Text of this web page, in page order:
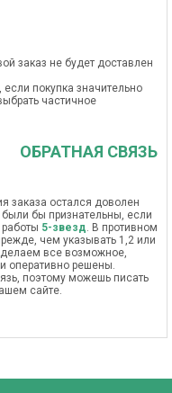
заказ не будет доставлен
, если покупка значительно
частичное
ОБРАТНАЯ СВЯЗЬ
заказа остался доволен
бы признательны, если
5-звезд. В противном
чем указывать 1,2 или
все возможное,
оперативно решены.
поэтому можешь писать
сайте.